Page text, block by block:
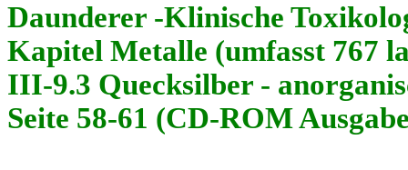
Daunderer -Klinische
Kapitel Metalle (umfasst 767
III-9.3 Quecksilber -
Seite 58-61 (CD-ROM